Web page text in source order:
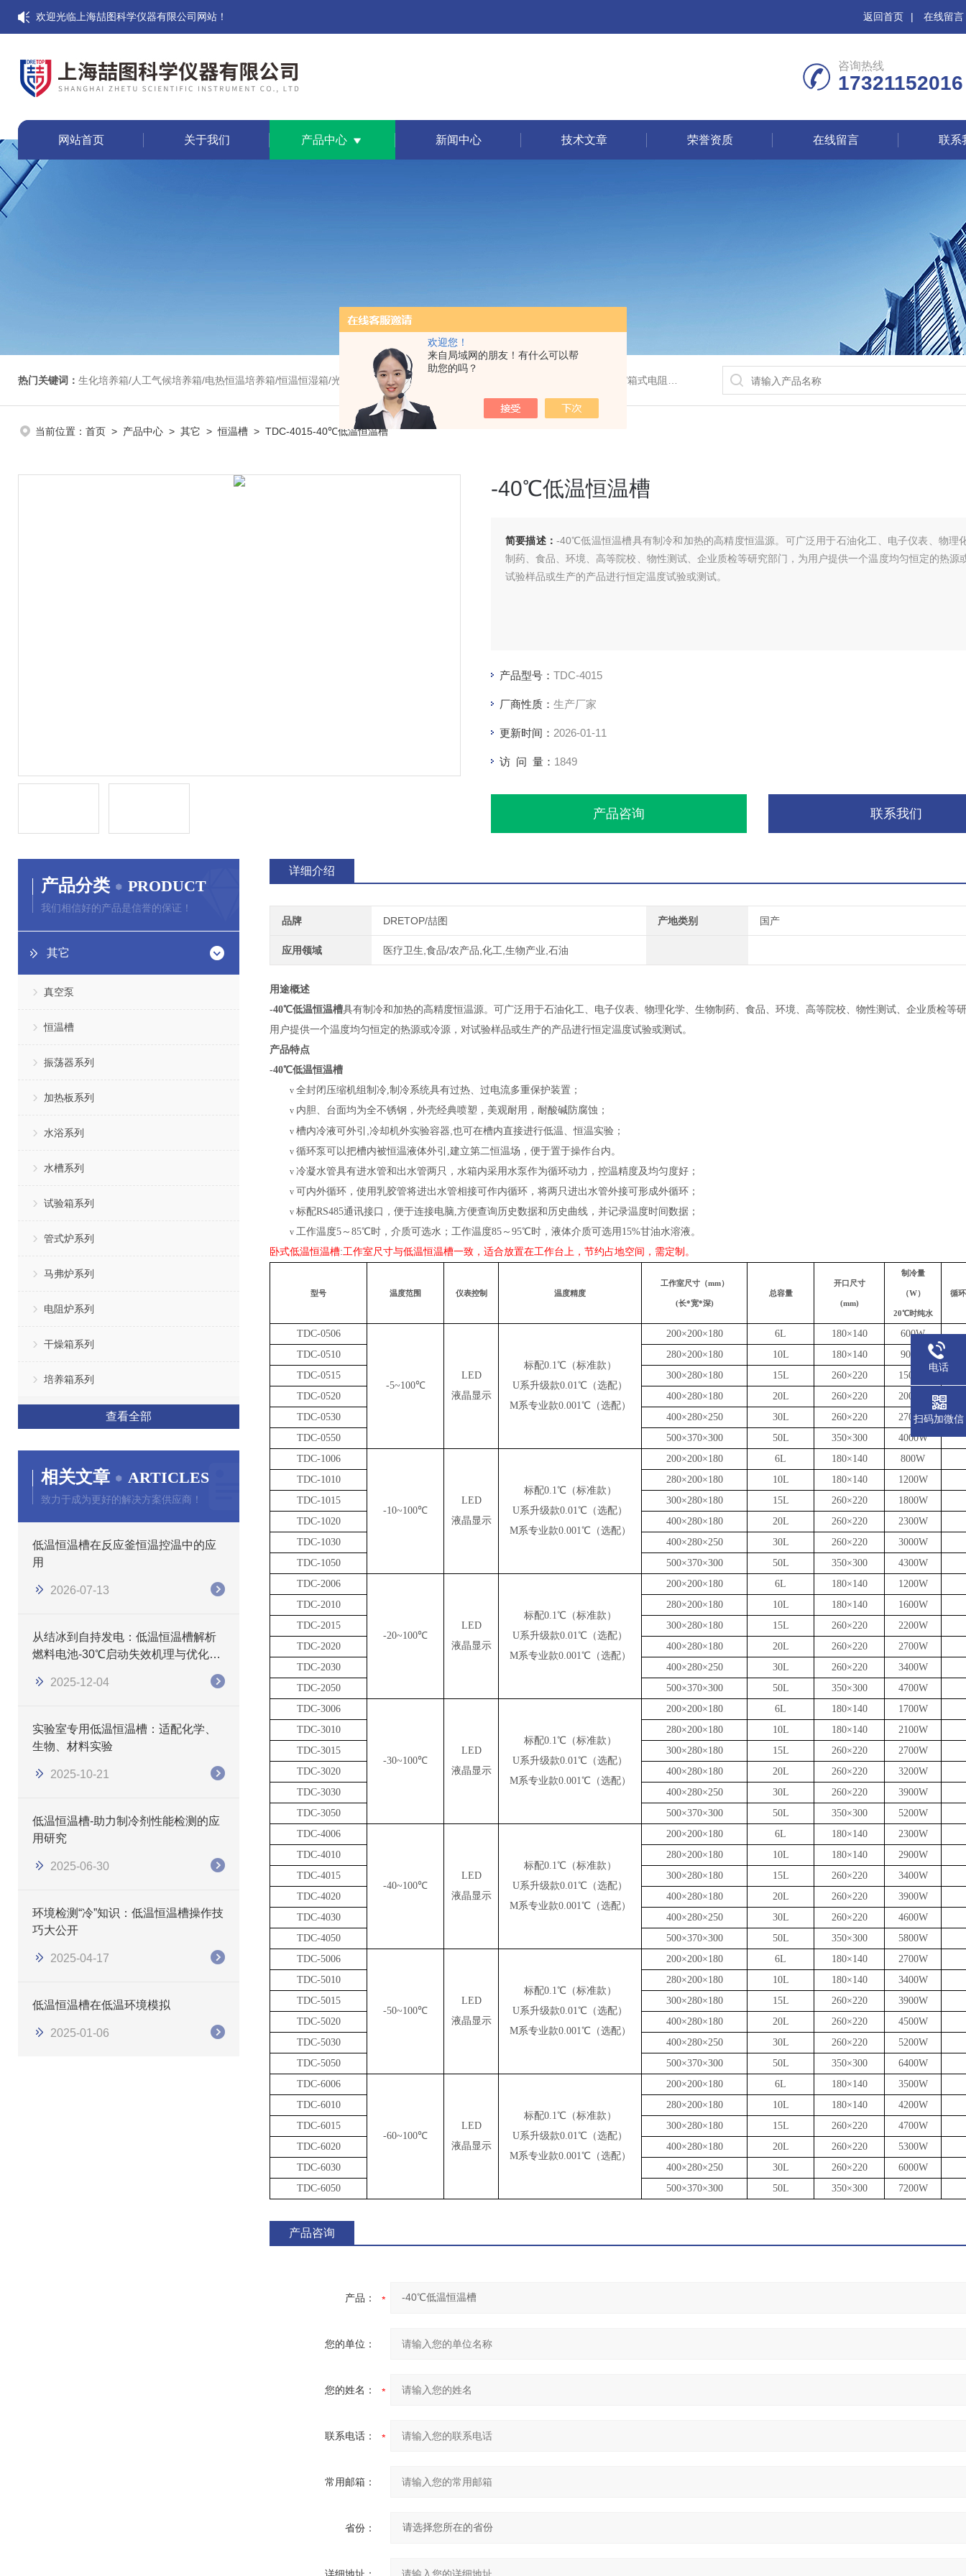
欢迎您！
来自局域网的朋友！有什么可以帮
助您的吗？
欢迎光临上海喆图科学仪器有限公司网站！ 返回首页 | 在线留言
咨询热线
17321152016
网站首页 关于我们 产品中心 新闻中心 技术文章 荣誉资质 在线留言 联系
热门关键词： 生化培养箱/人工气候培养箱/电热恒温培养箱/恒温恒湿箱/光照培养箱/二氧化碳培养箱等/恒温干燥箱/真空干燥箱/高温烘箱等/箱式电阻炉/陶瓷纤维马弗炉/高温马弗炉/管式炉/气氛炉/试验箱/摇床/振荡器/水槽/水浴锅等
当前位置： 首页 > 产品中心 > 其它 >恒温槽 > TDC-4015-40℃低温恒温槽
-40℃低温恒温槽
简要描述：-40℃低温恒温槽具有制冷和加热的高精度恒温源。可广泛用于石油化工、电子仪表、物理
制药、食品、环境、高等院校、物性测试、企业质检等研究部门，为用户提供一个温度均匀恒定的热源
试验样品或生产的产品进行恒定温度试验或测试。
产品型号： TDC-4015
厂商性质： 生产厂家
更新时间： 2026-01-11
访 问 量： 1849
产品咨询 联系我们
产品分类 PRODUCT
我们相信好的产品是信誉的保证！
其它
真空泵
恒温槽
振荡器系列
加热板系列
水浴系列
水槽系列
试验箱系列
管式炉系列
马弗炉系列
电阻炉系列
干燥箱系列
培养箱系列
查看全部
相关文章 ARTICLES
致力于成为更好的解决方案供应商！
低温恒温槽在反应釜恒温控温中的应
用
2026-07-13
从结冰到自持发电：低温恒温槽解析
燃料电池-30℃启动失效机理与优化路
2025-12-04
实验室专用低温恒温槽：适配化学、
生物、材料实验
2025-10-21
低温恒温槽-助力制冷剂性能检测的应
用研究
2025-06-30
环境检测“冷”知识：低温恒温槽操作技
巧大公开
2025-04-17
低温恒温槽在低温环境模拟
2025-01-06
详细介绍
品牌 DRETOP/喆图 产地类别 国产
应用领域 医疗卫生,食品/农产品,化工,生物产业,石油
用途概述
-40℃低温恒温槽具有制冷和加热的高精度恒温源。可广泛用于石油化工、电子仪表、物理化学、生物制药、食品、环境、高等院校、物性测试、企业质检等
用户提供一个温度均匀恒定的热源或冷源，对试验样品或生产的产品进行恒定温度试验或测试。
产品特点
-40℃低温恒温槽
v 全封闭压缩机组制冷,制冷系统具有过热、过电流多重保护装置；
v 内胆、台面均为全不锈钢，外壳经典喷塑，美观耐用，耐酸碱防腐蚀；
v 槽内冷液可外引 冷却机外实验容器 也可在槽内直接进行低温、恒温实验；
v 循环泵可以把槽内被恒温液体外引,建立第二恒温场，便于置于操作台内。
v 冷凝水管具有进水管和出水管两只，水箱内采用水泵作为循环动力，控温精度及均匀度好；
v 可内外循环，使用乳胶管将进出水管相接可作内循环，将两只进出水管外接可形成外循环；
v 标配RS485通讯接口，便于连接电脑,方便查询历史数据和历史曲线，并记录温度时间数据；
v 工作温度5～85℃时，介质可选水；工作温度85～95℃时，液体介质可选用15%甘油水溶液。
卧式低温恒温槽:工作室尺寸与低温恒温槽一致，适合放置在工作台上，节约占地空间，需定制。
型号 温度范围 仪表控制 温度精度
工作室尺寸（mm）
(长*宽*深)
总容量
开口尺寸
(mm)
制冷量
（W）
20℃时纯水
循
TDC-0506
-5~100℃
LED
液晶显示
标配0.1℃（标准款）
U系升级款0.01℃（选配）
M系专业款0.001℃（选配）
200×200×180 6L 180×140 600W
TDC-0510
280×200×180 10L 180×140 900W
TDC-0515
300×280×180 15L 260×220 1500W
TDC-0520
400×280×180 20L 260×220 2000W
TDC-0530
400×280×250 30L 260×220 2700W
TDC-0550
500×370×300 50L 350×300 4000W
TDC-1006
-10~100℃
LED
液晶显示
标配0.1℃（标准款）
U系升级款0.01℃（选配）
M系专业款0.001℃（选配）
200×200×180 6L 180×140 800W
TDC-1010
280×200×180 10L 180×140 1200W
TDC-1015
300×280×180 15L 260×220 1800W
TDC-1020
400×280×180 20L 260×220 2300W
TDC-1030
400×280×250 30L 260×220 3000W
TDC-1050
500×370×300 50L 350×300 4300W
TDC-2006
-20~100℃
LED
液晶显示
标配0.1℃（标准款）
U系升级款0.01℃（选配）
M系专业款0.001℃（选配）
200×200×180 6L 180×140 1200W
TDC-2010
280×200×180 10L 180×140 1600W
TDC-2015
300×280×180 15L 260×220 2200W
TDC-2020
400×280×180 20L 260×220 2700W
TDC-2030
400×280×250 30L 260×220 3400W
TDC-2050
500×370×300 50L 350×300 4700W
TDC-3006
-30~100℃
LED
液晶显示
标配0.1℃（标准款）
U系升级款0.01℃（选配）
M系专业款0.001℃（选配）
200×200×180 6L 180×140 1700W
TDC-3010
280×200×180 10L 180×140 2100W
TDC-3015
300×280×180 15L 260×220 2700W
TDC-3020
400×280×180 20L 260×220 3200W
TDC-3030
400×280×250 30L 260×220 3900W
TDC-3050
500×370×300 50L 350×300 5200W
TDC-4006
-40~100℃
LED
液晶显示
标配0.1℃（标准款）
U系升级款0.01℃（选配）
M系专业款0.001℃（选配）
200×200×180 6L 180×140 2300W
TDC-4010
280×200×180 10L 180×140 2900W
TDC-4015
300×280×180 15L 260×220 3400W
TDC-4020
400×280×180 20L 260×220 3900W
TDC-4030
400×280×250 30L 260×220 4600W
TDC-4050
500×370×300 50L 350×300 5800W
TDC-5006
-50~100℃
LED
液晶显示
标配0.1℃（标准款）
U系升级款0.01℃（选配）
M系专业款0.001℃（选配）
200×200×180 6L 180×140 2700W
TDC-5010
280×200×180 10L 180×140 3400W
TDC-5015
300×280×180 15L 260×220 3900W
TDC-5020
400×280×180 20L 260×220 4500W
TDC-5030
400×280×250 30L 260×220 5200W
TDC-5050
500×370×300 50L 350×300 6400W
TDC-6006
-60~100℃
LED
液晶显示
标配0.1℃（标准款）
U系升级款0.01℃（选配）
M系专业款0.001℃（选配）
200×200×180 6L 180×140 3500W
TDC-6010
280×200×180 10L 180×140 4200W
TDC-6015
300×280×180 15L 260×220 4700W
TDC-6020
400×280×180 20L 260×220 5300W
TDC-6030
400×280×250 30L 260×220 6000W
TDC-6050
500×370×300 50L 350×300 7200W
产品咨询
产品：
您的单位：
您的姓名：
联系电话：
常用邮箱：
省份：
电话
扫码加微信